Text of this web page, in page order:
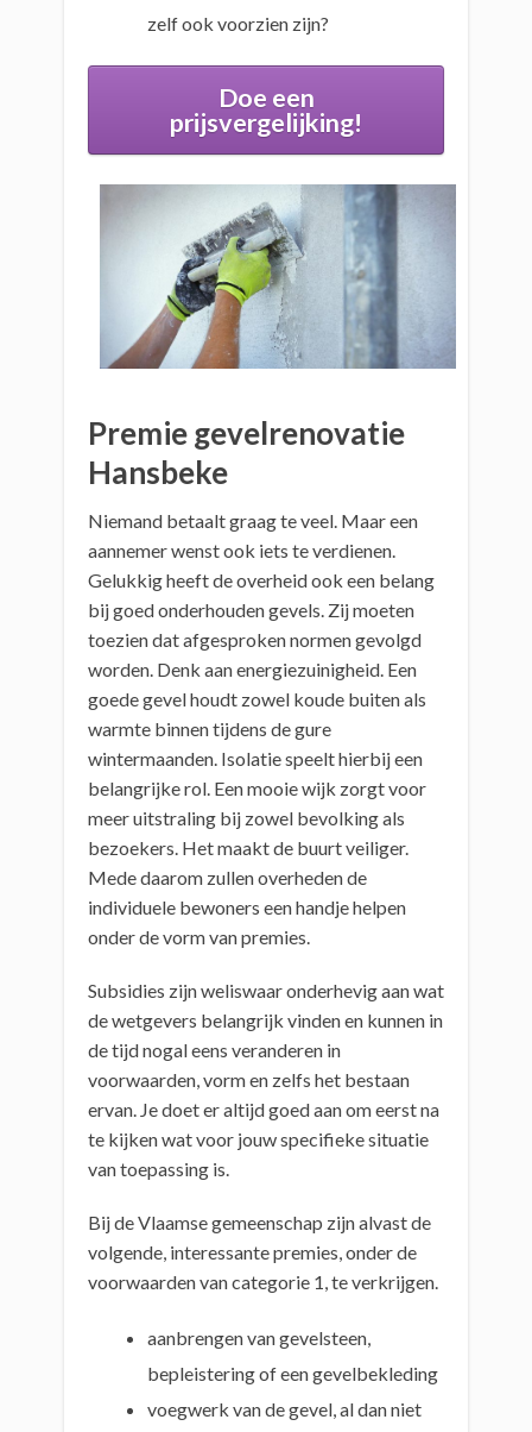
zelf ook voorzien zijn?
Doe een
prijsvergelijking!
Premie gevelrenovatie
Hansbeke
Niemand betaalt graag te veel. Maar een
aannemer wenst ook iets te verdienen.
Gelukkig heeft de overheid ook een belang
bij goed onderhouden gevels. Zij moeten
toezien dat afgesproken normen gevolgd
worden. Denk aan energiezuinigheid. Een
goede gevel houdt zowel koude buiten als
warmte binnen tijdens de gure
wintermaanden. Isolatie speelt hierbij een
belangrijke rol. Een mooie wijk zorgt voor
meer uitstraling bij zowel bevolking als
bezoekers. Het maakt de buurt veiliger.
Mede daarom zullen overheden de
individuele bewoners een handje helpen
onder de vorm van premies.
Subsidies zijn weliswaar onderhevig aan wat
de wetgevers belangrijk vinden en kunnen in
de tijd nogal eens veranderen in
voorwaarden, vorm en zelfs het bestaan
ervan. Je doet er altijd goed aan om eerst na
te kijken wat voor jouw specifieke situatie
van toepassing is.
Bij de Vlaamse gemeenschap zijn alvast de
volgende, interessante premies, onder de
voorwaarden van categorie 1, te verkrijgen.
aanbrengen van gevelsteen,
bepleistering of een gevelbekleding
voegwerk van de gevel, al dan niet